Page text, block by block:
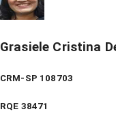
Grasiele Cristina
CRM-SP 108703
RQE 38471